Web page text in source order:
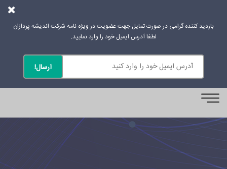
بازدید کننده گرامی در صورت تمایل جهت عضویت در ویژه نامه شرکت اندیشه پردازان
لطفا آدرس ایمیل خود را وارد نمایید.